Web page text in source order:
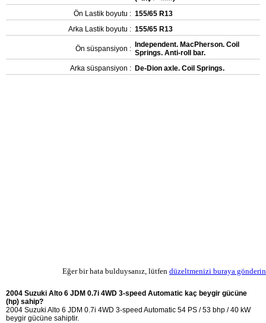
Ön Lastik boyutu : 155/65 R13
Arka Lastik boyutu : 155/65 R13
Ön süspansiyon :
Independent. MacPherson. Coil
Springs. Anti-roll bar.
Arka süspansiyon : De-Dion axle. Coil Springs.
Eğer bir hata bulduysanız, lütfen düzeltmenizi buraya gönderin
2004 Suzuki Alto 6 JDM 0.7i 4WD 3-speed Automatic kaç beygir gücüne
(hp) sahip?
2004 Suzuki Alto 6 JDM 0.7i 4WD 3-speed Automatic 54 PS / 53 bhp / 40 kW
beygir gücüne sahiptir.